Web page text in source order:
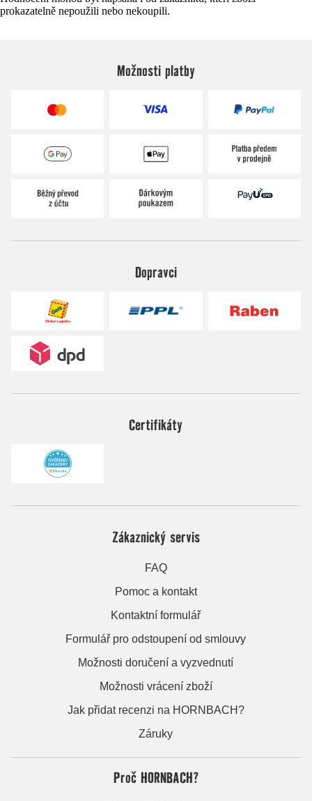
prokazatelně nepoužili nebo nekoupili.
Možnosti platby
Dopravci
Certifikáty
Zákaznický servis
FAQ
Pomoc a kontakt
Kontaktní formulář
Formulář pro odstoupení od smlouvy
Možnosti doručení a vyzvednutí
Možnosti vrácení zboží
Jak přidat recenzi na HORNBACH?
Záruky
Proč HORNBACH?